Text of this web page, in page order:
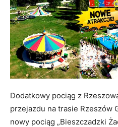
Dodatkowy pociąg z
przejazdu na trasie Rzeszów
nowy pociąg „Bieszczadzki